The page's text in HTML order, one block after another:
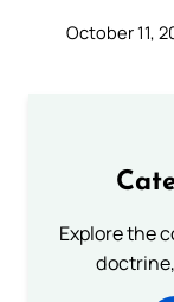
October 11,
Explore the